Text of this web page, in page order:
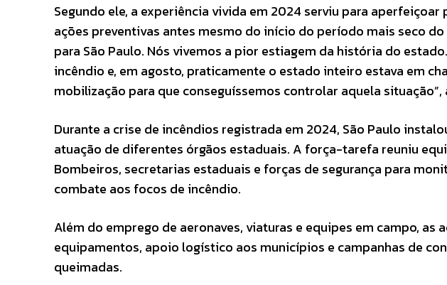
Segundo ele, a experiência vivida em 2024 serviu para
ações preventivas antes mesmo do início do período mais seco
para São Paulo. Nós vivemos a pior estiagem da história do
incêndio e, em agosto, praticamente o estado inteiro estava em
mobilização para que conseguíssemos controlar aquela situação”,
Durante a crise de incêndios registrada em 2024, São Paulo
atuação de diferentes órgãos estaduais. A força-tarefa reuniu
Bombeiros, secretarias estaduais e forças de segurança para
combate aos focos de incêndio.
Além do emprego de aeronaves, viaturas e equipes em campo, as
equipamentos, apoio logístico aos municípios e campanhas de
queimadas.